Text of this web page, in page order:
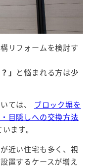
リフォームを検討す
」 と悩まれる方は少
ては、
ブロック塀を
目隠しへの交換方法
ます。
近い住宅も多く、視
置するケースが増え